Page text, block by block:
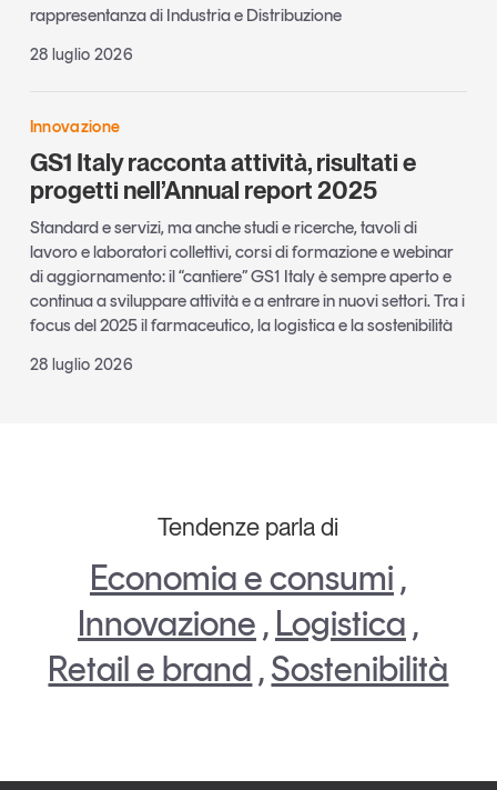
rappresentanza di Industria e Distribuzione
28 luglio 2026
Innovazione
GS1 Italy racconta attività, risultati e
progetti nell’Annual report 2025
Standard e servizi, ma anche studi e ricerche, tavoli di
lavoro e laboratori collettivi, corsi di formazione e webinar
di aggiornamento: il “cantiere” GS1 Italy è sempre aperto e
continua a sviluppare attività e a entrare in nuovi settori. Tra i
focus del 2025 il farmaceutico, la logistica e la sostenibilità
28 luglio 2026
Tendenze parla di
Economia e consumi ,
Innovazione , Logistica ,
Retail e brand ,Sostenibilità